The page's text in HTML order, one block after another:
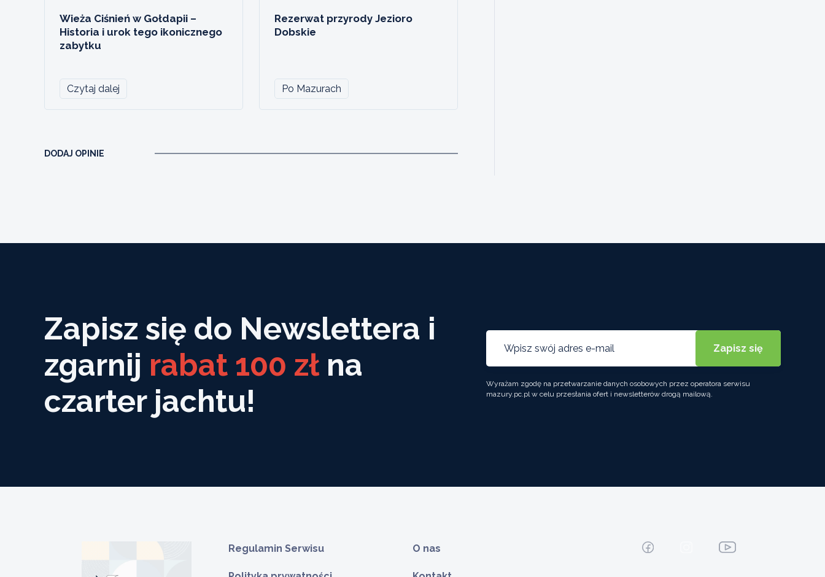
Wieża Ciśnień w Gołdapii –
Historia i urok tego ikonicznego
zabytku
Czytaj dalej
Rezerwat przyrody Jezioro
Dobskie
Po Mazurach
DODAJ OPINIE
Zapisz się do Newslettera i
zgarnij rabat 100 zł na
czarter jachtu!
Wyrażam zgodę na przetwarzanie danych osobowych przez operatora serwisu
mazury.pc.pl w celu przesłania ofert i newsletterów drogą mailową.
Regulamin Serwisu O nas